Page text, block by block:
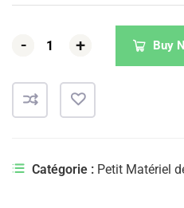
- +
- +
- + Buy
Catégorie : Petit Matériel